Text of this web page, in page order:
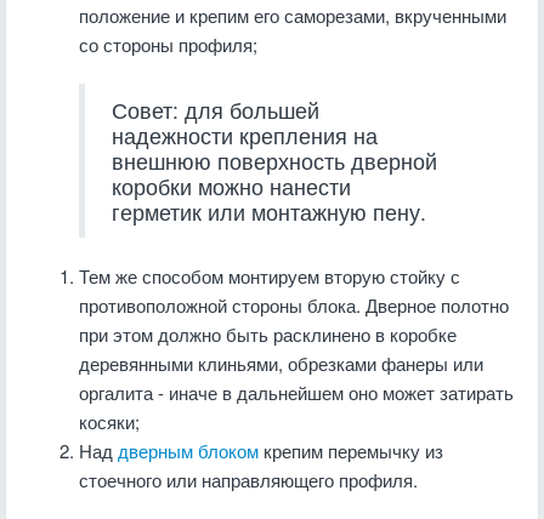
положение и крепим его саморезами, вкрученными
со стороны профиля;
Совет: для большей
надежности крепления на
внешнюю поверхность дверной
коробки можно нанести
герметик или монтажную пену.
Тем же способом монтируем вторую стойку с
противоположной стороны блока. Дверное полотно
при этом должно быть расклинено в коробке
деревянными клиньями, обрезками фанеры или
оргалита - иначе в дальнейшем оно может затирать
косяки;
Над дверным блоком крепим перемычку из
стоечного или направляющего профиля.